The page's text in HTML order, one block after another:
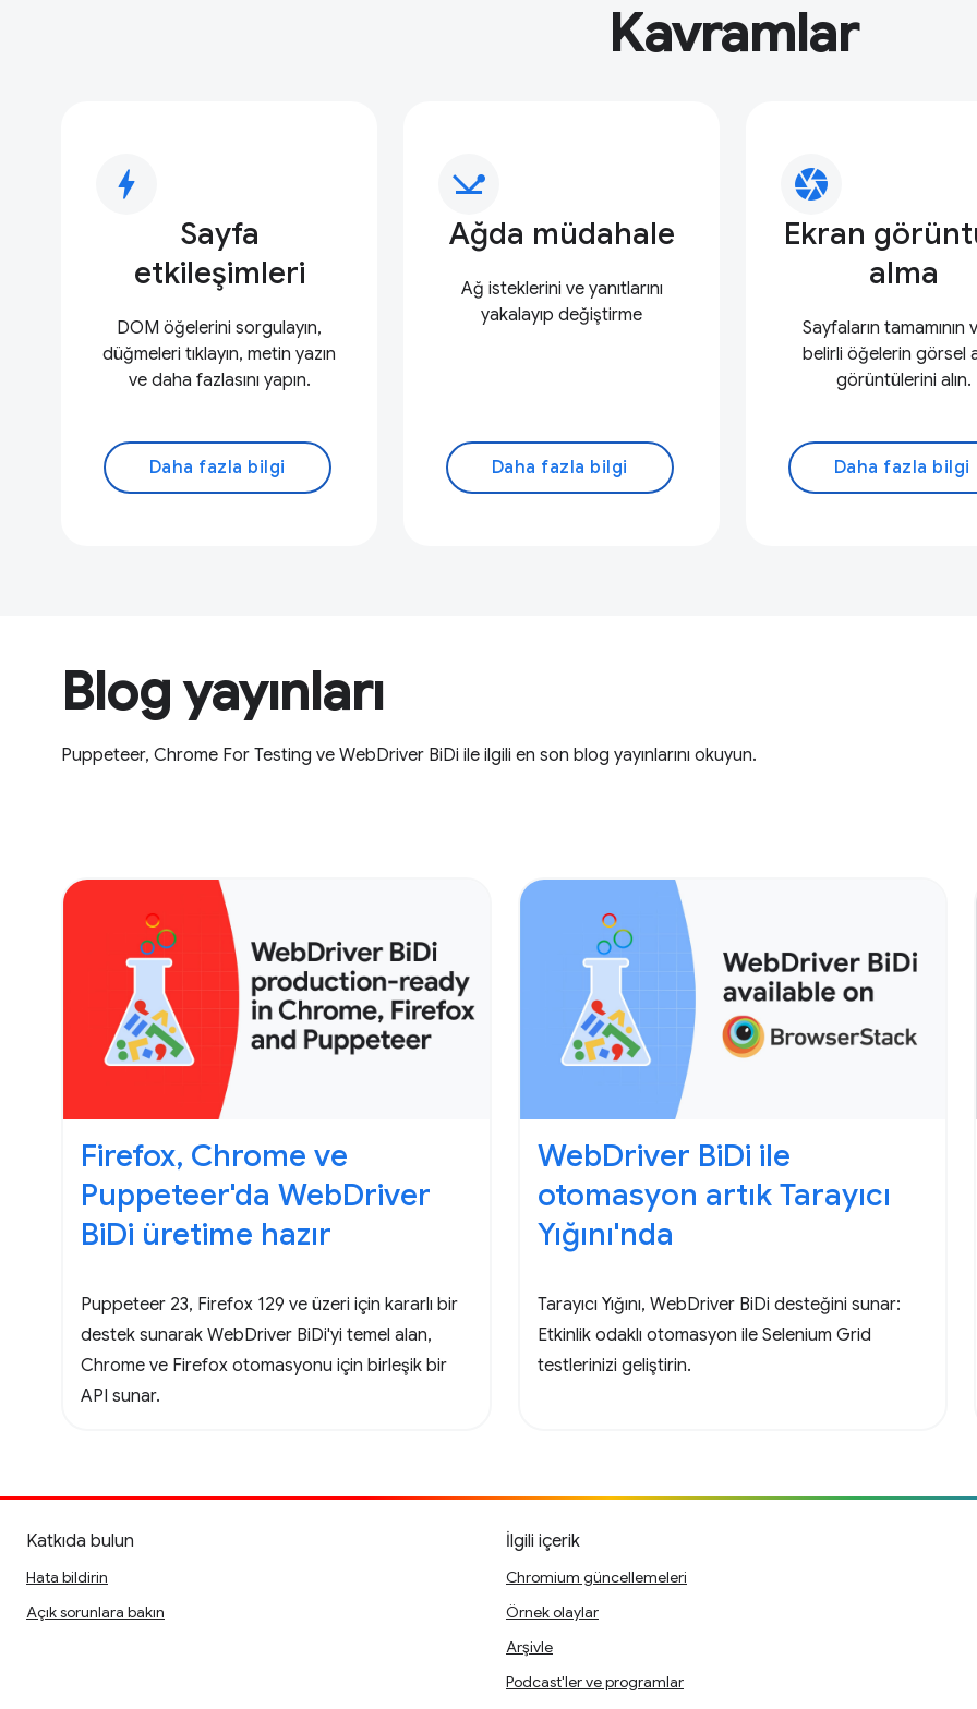
Kavramlar
bolt
Sayfa
etkileşimleri
DOM öğelerini sorgulayın,
düğmeleri tıklayın, metin yazın
ve daha fazlasını yapın.
Daha fazla bilgi
network_ping
Ağda müdahale
Ağ isteklerini ve yanıtlarını
yakalayıp değiştirme
Daha fazla bilgi
camera
Ekran
alma
Sayfaların tamamının
belirli öğelerin görsel
görüntülerini alın.
Daha fazla bilgi
Blog yayınları
Puppeteer, Chrome For Testing ve WebDriver BiDi ile ilgili en son blog yayınlarını okuyun.
Firefox, Chrome ve
Puppeteer'da WebDriver
BiDi üretime hazır
Puppeteer 23, Firefox 129 ve üzeri için kararlı bir
destek sunarak WebDriver BiDi'yi temel alan,
Chrome ve Firefox otomasyonu için birleşik bir
API sunar.
WebDriver BiDi ile
otomasyon artık Tarayıcı
Yığını'nda
Tarayıcı Yığını, WebDriver BiDi desteğini sunar:
Etkinlik odaklı otomasyon ile Selenium Grid
testlerinizi geliştirin.
Katkıda bulun
Hata bildirin
Açık sorunlara bakın
İlgili içerik
Chromium güncellemeleri
Örnek olaylar
Arşivle
Podcast'ler ve programlar